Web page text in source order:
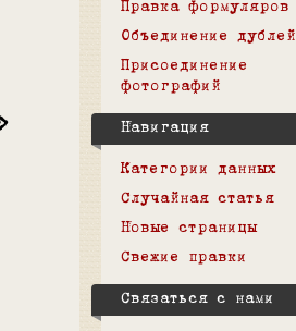
Правка формуляров
Объединение дублей
Присоединение
фотографий
Навигация
Категории данных
Случайная статья
Новые страницы
Свежие правки
Связаться с нами